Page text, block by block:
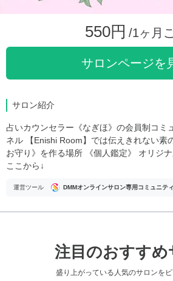
550円 /1ヶ月
サロンページを
サロン紹介
占いカウンセラー《なぎほ》の会員制コミ
ネル 【Enishi Room】では伝えきれない素
お守り》を作る場所 《個人鑑定》 オリジ
ここから↓
運営ツール DMMオンラインサロン専用コミュニティ
注目のおすすめ
盛り上がっている人気のサロンをピ